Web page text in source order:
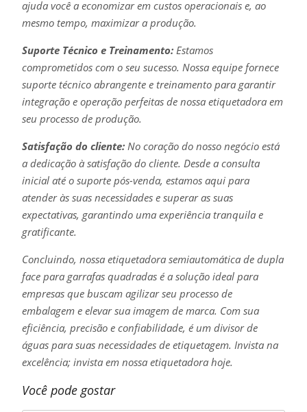
ajuda você a economizar em custos operacionais e, ao
mesmo tempo, maximizar a produção.
Suporte Técnico e Treinamento:Estamos
comprometidos com o seu sucesso. Nossa equipe fornece
suporte técnico abrangente e treinamento para garantir
integração e operação perfeitas de nossa etiquetadora em
seu processo de produção.
Satisfação do cliente:No coração do nosso negócio está
a dedicação à satisfação do cliente. Desde a consulta
inicial até o suporte pós-venda, estamos aqui para
atender às suas necessidades e superar as suas
expectativas, garantindo uma experiência tranquila e
gratificante.
Concluindo, nossa etiquetadora semiautomática de dupla
face para garrafas quadradas é a solução ideal para
empresas que buscam agilizar seu processo de
embalagem e elevar sua imagem de marca. Com sua
eficiência, precisão e confiabilidade, é um divisor de
águas para suas necessidades de etiquetagem. Invista na
excelência; invista em nossa etiquetadora hoje.
Você pode gostar